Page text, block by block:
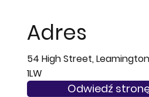
Adres
54 High Street, Leamington
1LW
Odwiedź